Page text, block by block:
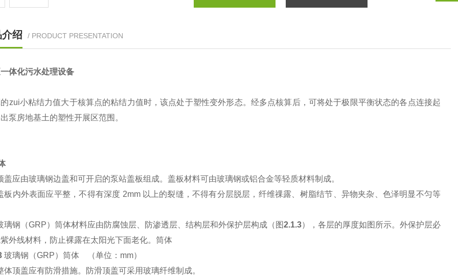
绍 / PRODUCT PRESENTATION
体化污水处理设备
zui小粘结力值大于核算点的粘结力值时，该点处于塑性变外形态。经多点核算后，可将处于极限平衡状态的各点连接起
泵房地基土的塑性开展区范围。
盖应由玻璃钢边盖和可开启的泵站盖板组成。盖板材料可由玻璃钢或铝合金等轻质材料制成。
板内外表面应平整，不得有深度 2mm 以上的裂缝，不得有分层脱层，纤维祼露、树脂结节、异物夹杂、色泽明显不匀等
璃钢（GRP）筒体材料应由防腐蚀层、防渗透层、结构层和外保护层构成（图2.1.3），各层的厚度如图所示。外保护层必
外线材料，防止裸露在太阳光下面老化。筒体
玻璃钢（GRP）筒体 （单位：mm）
体顶盖应有防滑措施。防滑顶盖可采用玻璃纤维制成。